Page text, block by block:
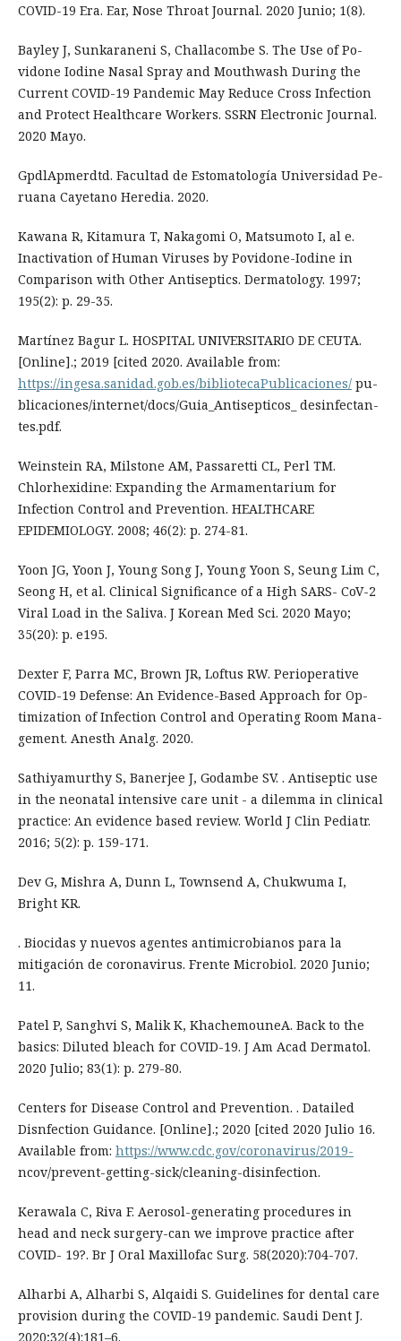
COVID-19 Era. Ear, Nose Throat Journal. 2020 Junio; 1(8).
Bayley J, Sunkaraneni S, Challacombe S. The Use of Po-
vidone Iodine Nasal Spray and Mouthwash During the
Current COVID-19 Pandemic May Reduce Cross Infection
and Protect Healthcare Workers. SSRN Electronic Journal.
2020 Mayo.
GpdlApmerdtd. Facultad de Estomatología Universidad Pe-
ruana Cayetano Heredia. 2020.
Kawana R, Kitamura T, Nakagomi O, Matsumoto I, al e.
Inactivation of Human Viruses by Povidone-Iodine in
Comparison with Other Antiseptics. Dermatology. 1997;
195(2): p. 29-35.
Martínez Bagur L. HOSPITAL UNIVERSITARIO DE CEUTA.
[Online].; 2019 [cited 2020. Available from:
https://ingesa.sanidad.gob.es/bibliotecaPublicaciones/pu-
blicaciones/internet/docs/Guia_Antisepticos_ desinfectan-
tes.pdf.
Weinstein RA, Milstone AM, Passaretti CL, Perl TM.
Chlorhexidine: Expanding the Armamentarium for
Infection Control and Prevention. HEALTHCARE
EPIDEMIOLOGY. 2008; 46(2): p. 274-81.
Yoon JG, Yoon J, Young Song J, Young Yoon S, Seung Lim C,
Seong H, et al. Clinical Significance of a High SARS- CoV-2
Viral Load in the Saliva. J Korean Med Sci. 2020 Mayo;
35(20): p. e195.
Dexter F, Parra MC, Brown JR, Loftus RW. Perioperative
COVID-19 Defense: An Evidence-Based Approach for Op-
timization of Infection Control and Operating Room Mana-
gement. Anesth Analg. 2020.
Sathiyamurthy S, Banerjee J, Godambe SV. . Antiseptic use
in the neonatal intensive care unit - a dilemma in clinical
practice: An evidence based review. World J Clin Pediatr.
2016; 5(2): p. 159-171.
Dev G, Mishra A, Dunn L, Townsend A, Chukwuma I,
Bright KR.
. Biocidas y nuevos agentes antimicrobianos para la
mitigación de coronavirus. Frente Microbiol. 2020 Junio;
11.
Patel P, Sanghvi S, Malik K, KhachemouneA. Back to the
basics: Diluted bleach for COVID-19. J Am Acad Dermatol.
2020 Julio; 83(1): p. 279-80.
Centers for Disease Control and Prevention. . Datailed
Disnfection Guidance. [Online].; 2020 [cited 2020 Julio 16.
Available from: https://www.cdc.gov/coronavirus/2019-
ncov/prevent-getting-sick/cleaning-disinfection.
Kerawala C, Riva F. Aerosol-generating procedures in
head and neck surgery-can we improve practice after
COVID- 19?. Br J Oral Maxillofac Surg. 58(2020):704-707.
Alharbi A, Alharbi S, Alqaidi S. Guidelines for dental care
provision during the COVID-19 pandemic. Saudi Dent J.
2020;32(4):181–6.